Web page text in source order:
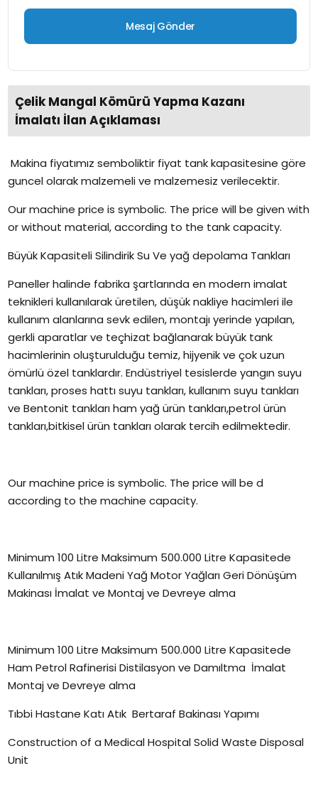
Çelik Mangal Kömürü Yapma Kazanı
İmalatı İlan Açıklaması
Makina fiyatımız semboliktir fiyat tank kapasitesine göre
guncel olarak malzemeli ve malzemesiz verilecektir.
Our machine price is symbolic. The price will be given with
or without material, according to the tank capacity.
Büyük Kapasiteli Silindirik Su Ve yağ depolama Tankları
Paneller halinde fabrika şartlarında en modern imalat
teknikleri kullanılarak üretilen, düşük nakliye hacimleri ile
kullanım alanlarına sevk edilen, montajı yerinde yapılan,
gerkli aparatlar ve teçhizat bağlanarak büyük tank
hacimlerinin oluşturulduğu temiz, hijyenik ve çok uzun
ömürlü özel tanklardır. Endüstriyel tesislerde yangın suyu
tankları, proses hattı suyu tankları, kullanım suyu tankları
ve Bentonit tankları ham yağ ürün tankları,petrol ürün
tankları,bitkisel ürün tankları olarak tercih edilmektedir.
Our machine price is symbolic. The price will be d
according to the machine capacity.
Minimum 100 Litre Maksimum 500.000 Litre Kapasitede
Kullanılmış Atık Madeni Yağ Motor Yağları Geri Dönüşüm
Makinası İmalat ve Montaj ve Devreye alma
Minimum 100 Litre Maksimum 500.000 Litre Kapasitede
Ham Petrol Rafinerisi Distilasyon ve Damıltma İmalat
Montaj ve Devreye alma
Tıbbi Hastane Katı Atık Bertaraf Bakinası Yapımı
Construction of a Medical Hospital Solid Waste Disposal
Unit